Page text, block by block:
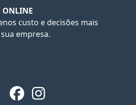
ONLINE
custo e decisões mais
empresa.
Facebook
Instagram